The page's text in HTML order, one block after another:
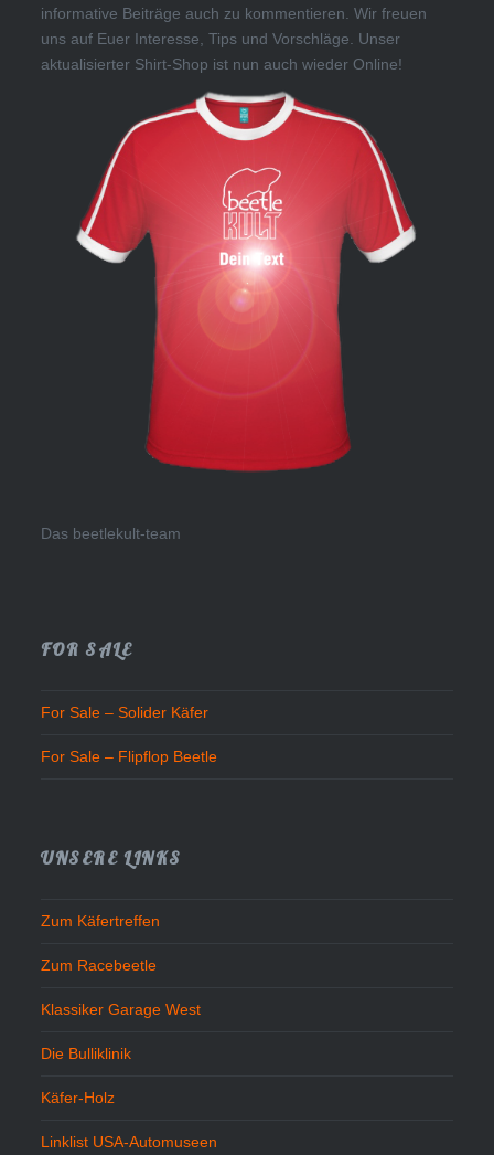
informative Beiträge auch zu kommentieren. Wir freuen
uns auf Euer Interesse, Tips und Vorschläge. Unser
aktualisierter Shirt-Shop ist nun auch wieder Online!
Das beetlekult-team
FOR SALE
For Sale – Solider Käfer
For Sale – Flipflop Beetle
UNSERE LINKS
Zum Käfertreffen
Zum Racebeetle
Klassiker Garage West
Die Bulliklinik
Käfer-Holz
Linklist USA-Automuseen